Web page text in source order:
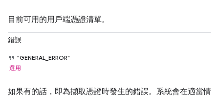
目前可用的用戶端憑證清單。
錯誤
"GENERAL_ERROR"
選用
如果有的話，即為擷取憑證時發生的錯誤。系統會在適當情